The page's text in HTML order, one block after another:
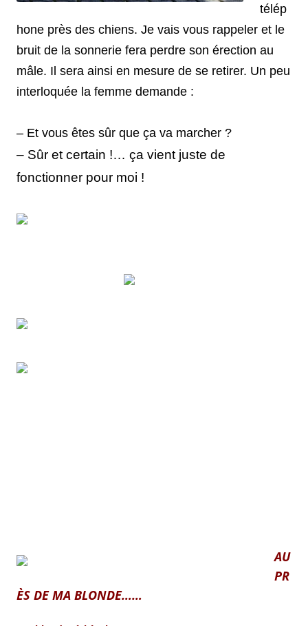
télép
hone près des chiens. Je vais vous rappeler et le
bruit de la sonnerie fera perdre son érection au
mâle. Il sera ainsi en mesure de se retirer. Un peu
interloquée la femme demande :
– Et vous êtes sûr que ça va marcher ?
– Sûr et certain !… ça vient juste de
fonctionner pour moi !
AU
PR
ÈS DE MA BLONDE……